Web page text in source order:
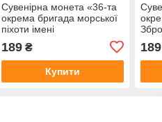
Сувенірна монета «36-та
окрема бригада морської
піхоти імені
контрадмірала Михайла
Білинського»
189₴
Купити
189